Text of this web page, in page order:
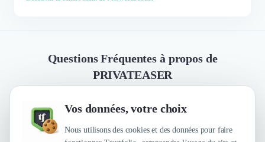
Vos données, votre choix
Nous utilisons des cookies et des données pour faire
Questions Fréquentes à propos de
PRIVATEASER
Quelles sont les principales qualités que leur
reconnaissent leurs clients ?